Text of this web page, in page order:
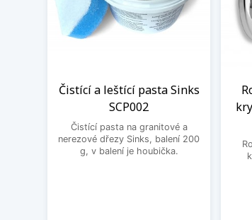
Čistící a leštící pasta Sinks
SCP002
Čistící pasta na granitové a
nerezové dřezy Sinks, balení 200
g, v balení je houbička.